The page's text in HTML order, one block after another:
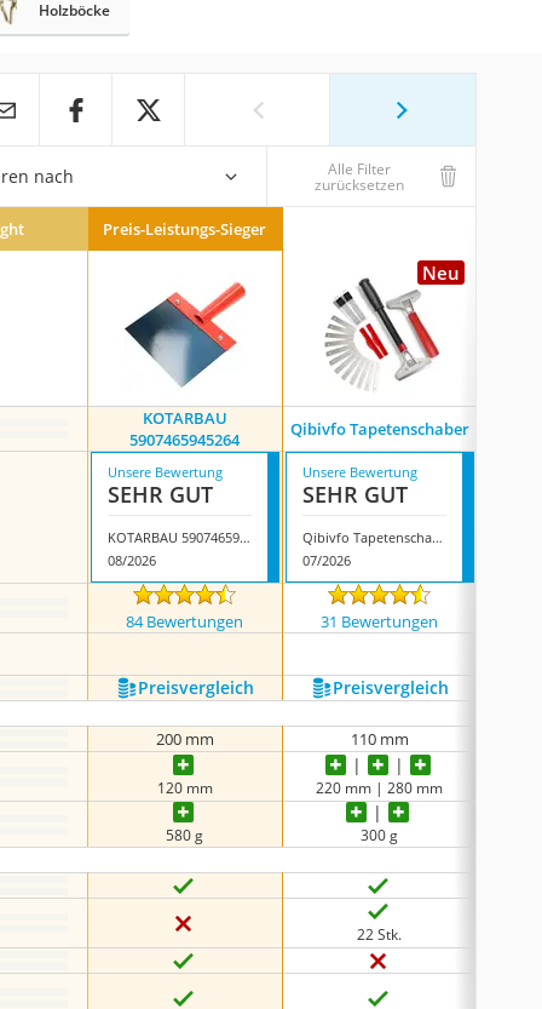
Holzböcke
nach Alle Filter
zurücksetzen
Preis-Leistungs-Sieger
Neu
KOTARBAU
5907465945264
Qibivfo Tapetenschaber
Unsere Bewertung
SEHR GUT
KOTARBAU 5907465945264
08/2026
Unsere Bewertung
SEHR GUT
Qibivfo Tapetenschaber
07/2026
84 Bewertungen 31 Bewertungen
Preis­vergleich Preis­vergleich
200 mm
110 mm
120 mm 220 mm | 280 mm
580 g 300 g
22 Stk.